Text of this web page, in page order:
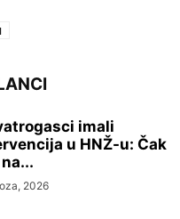
imali
u HNŽ-u: Čak
2026